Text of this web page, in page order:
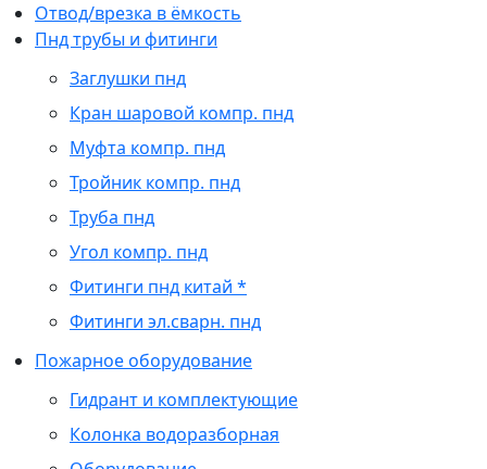
Отвод/врезка в ёмкость
Пнд трубы и фитинги
Заглушки пнд
Кран шаровой компр. пнд
Муфта компр. пнд
Тройник компр. пнд
Труба пнд
Угол компр. пнд
Фитинги пнд китай *
Фитинги эл.сварн. пнд
Пожарное оборудование
Гидрант и комплектующие
Колонка водоразборная